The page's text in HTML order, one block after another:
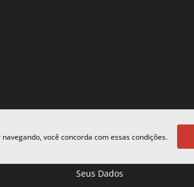
navegando, você concorda com essas condições.
Seus Dados